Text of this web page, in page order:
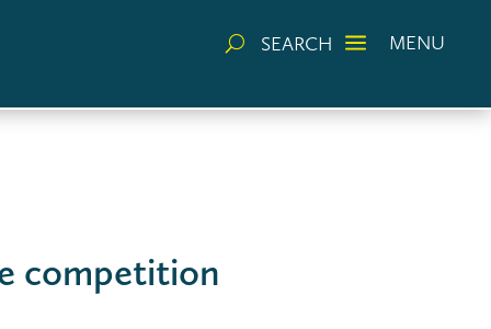
U SEARCH a MENU
competition